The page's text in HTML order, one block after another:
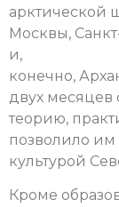
арктической
Москвы,
и,
конечно,
двух месяцев
теорию,
позволило
культурой
Кроме